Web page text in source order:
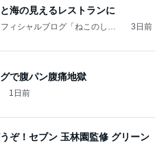
海の見えるレストランに
ィシャルブログ「ねこのしっ
3日前
で腹パン腹痛地獄
1日前
ぞ！セブン 玉林園監修 グリーン